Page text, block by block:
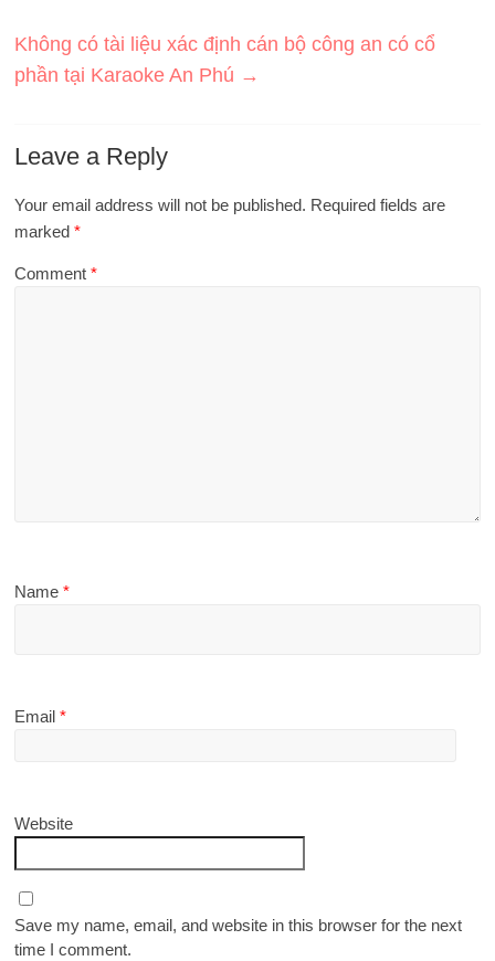
Không có tài liệu xác định cán bộ công an có cổ
phần tại Karaoke An Phú →
Leave a Reply
Your email address will not be published. Required fields are
marked*
Comment*
Name*
Email*
Website
Save my name, email, and website in this browser for the next
time I comment.